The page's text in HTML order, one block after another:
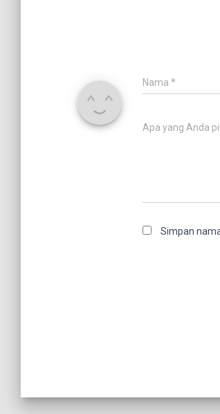
Nama *
Apa yang Anda
Simpan